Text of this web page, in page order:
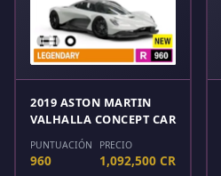
2019 ASTON MARTIN
VALHALLA CONCEPT CAR
PUNTUACIÓN
960
PRECIO
1,092,500 CR